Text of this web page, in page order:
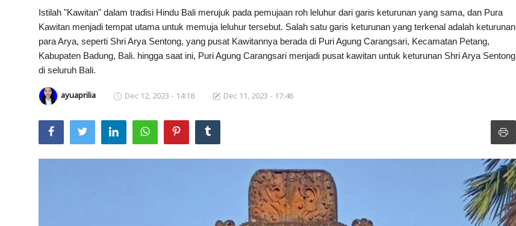
Alam Bali
Usadha
Indonesia
Istilah "Kawitan" dalam tradisi Hindu Bali merujuk pada pemujaan roh leluhur dari garis keturunan yang sama, dan Pura
Kawitan menjadi tempat utama untuk memuja leluhur tersebut. Salah satu garis keturunan yang terkenal adalah keturunan
para Arya, seperti Shri Arya Sentong, yang pusat Kawitannya berada di Puri Agung Carangsari, Kecamatan Petang,
Kabupaten Badung, Bali. hingga saat ini, Puri Agung Carangsari menjadi pusat kawitan untuk keturunan Shri Arya Sentong
di seluruh Bali.
ayuaprilia Dec 12, 2023 - 14:18 Dec 11, 2023 - 17:46